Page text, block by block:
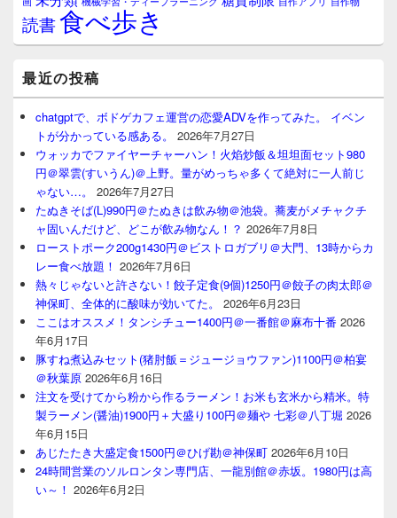
読書食べ歩き
最近の投稿
chatgptで、ボドゲカフェ運営の恋愛ADVを作ってみた。 イベン
トが分かっている感ある。
2026年7月27日
ウォッカでファイヤーチャーハン！火焰炒飯＆坦坦面セット980
円＠翠雲(すいうん)＠上野。量がめっちゃ多くて絶対に一人前じ
ゃない…。
2026年7月27日
たぬきそば(L)990円＠たぬきは飲み物＠池袋。蕎麦がメチャクチ
ャ固いんだけど、どこが飲み物なん！？ 2026年7月8日
ローストポーク200g1430円＠ビストロガブリ＠大門、13時からカ
レー食べ放題！ 2026年7月6日
熱々じゃないと許さない！餃子定食(9個)1250円＠餃子の肉太郎＠
神保町、全体的に酸味が効いてた。
2026年6月23日
ここはオススメ！タンシチュー1400円＠一番館＠麻布十番 2026
年6月17日
豚すね煮込みセット(猪肘飯＝ジュージョウファン)1100円＠柏宴
＠秋葉原 2026年6月16日
注文を受けてから粉から作るラーメン！お米も玄米から精米。特
製ラーメン(醤油)1900円＋大盛り100円＠麺や 七彩＠八丁堀 2026
年6月15日
あじたたき大盛定食1500円＠ひげ勘＠神保町 2026年6月10日
24時間営業のソルロンタン専門店、一龍別館＠赤坂。1980円は高
い～！ 2026年6月2日